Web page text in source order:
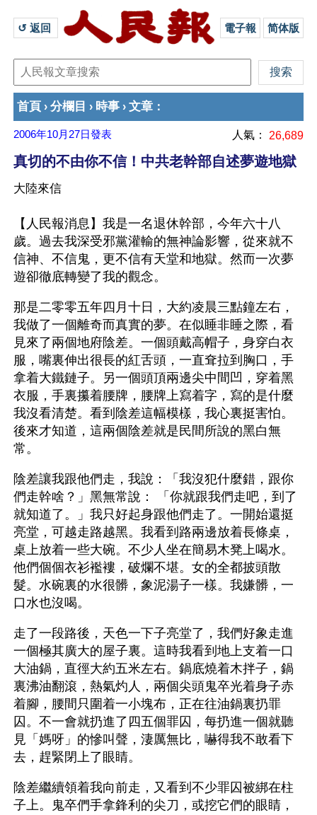
↺ 返回 電子報 简体版
首頁 › 分欄目 › 時事 › 文章 ：
2006年10月27日發表 人氣： 26,689
真切的不由你不信！中共老幹部自述夢遊地獄
大陸來信
【人民報消息】我是一名退休幹部，今年六十八
歲。過去我深受邪黨灌輸的無神論影響，從來就不
信神、不信鬼，更不信有天堂和地獄。然而一次夢
遊卻徹底轉變了我的觀念。
那是二零零五年四月十日，大約凌晨三點鐘左右，
我做了一個離奇而真實的夢。在似睡非睡之際，看
見來了兩個地府陰差。一個頭戴高帽子，身穿白衣
服，嘴裏伸出很長的紅舌頭，一直耷拉到胸口，手
拿着大鐵鏈子。另一個頭頂兩邊尖中間凹，穿着黑
衣服，手裏攥着腰牌，腰牌上寫着字，寫的是什麼
我沒看清楚。看到陰差這幅模樣，我心裏挺害怕。
後來才知道，這兩個陰差就是民間所說的黑白無
常。
陰差讓我跟他們走，我說：「我沒犯什麼錯，跟你
們走幹啥？」黑無常說： 「你就跟我們走吧，到了
就知道了。」我只好起身跟他們走了。一開始還挺
亮堂，可越走路越黑。我看到路兩邊放着長條桌，
桌上放着一些大碗。不少人坐在簡易木凳上喝水。
他們個個衣衫襤褸，破爛不堪。女的全都披頭散
髮。水碗裏的水很髒，象泥湯子一樣。我嫌髒，一
口水也沒喝。
走了一段路後，天色一下子亮堂了，我們好象走進
一個極其廣大的屋子裏。這時我看到地上支着一口
大油鍋，直徑大約五米左右。鍋底燒着木拌子，鍋
裏沸油翻滾，熱氣灼人，兩個尖頭鬼卒光着身子赤
着腳，腰間只圍着一小塊布，正在往油鍋裏扔罪
囚。不一會就扔進了四五個罪囚，每扔進一個就聽
見「媽呀」的慘叫聲，淒厲無比，嚇得我不敢看下
去，趕緊閉上了眼睛。
陰差繼續領着我向前走，又看到不少罪囚被綁在柱
子上。鬼卒們手拿鋒利的尖刀，或挖它們的眼睛，